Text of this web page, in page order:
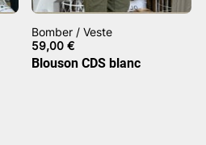
Bomber / Veste
59,00€
Blouson CDS blanc